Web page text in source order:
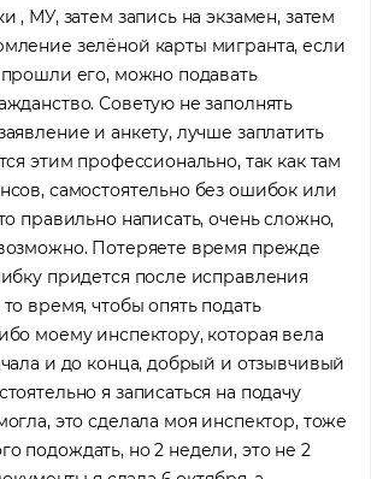
, МУ, затем запись на экзамен, затем
зелёной карты мигранта, если
его, можно подавать
Советую не заполнять
и анкету, лучше заплатить
этим профессионально, так как там
самостоятельно без ошибок или
правильно написать, очень сложно,
Потеряете время прежде
придется после исправления
время, чтобы опять подать
моему инспектору, которая вела
и до конца, добрый и отзывчивый
я записаться на подачу
это сделала моя инспектор, тоже
подождать, но 2 недели, это не 2
вам доступные варианты
вас локации